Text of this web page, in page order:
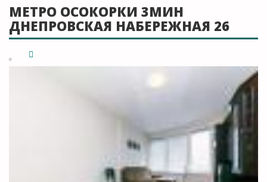
МЕТРО ОСОКОРКИ 3МИН
ДНЕПРОВСКАЯ НАБЕРЕЖНАЯ 26